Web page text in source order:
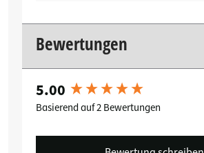
Bewertungen
5.00
Basierend auf 2 Bewertungen
New content loaded